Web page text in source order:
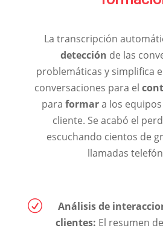
La transcripción
detección de las
problemáticas y simplifica
conversaciones para el
paraformara los
cliente. Se acabó el
escuchando cientos de
llamadas
R
Análisis de
clientes: El resumen